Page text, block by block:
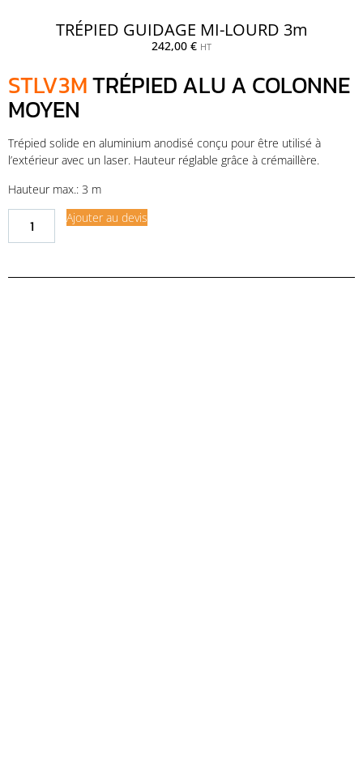
TRÉPIED GUIDAGE MI-LOURD 3m
242,00 € HT
STLV3MTRÉPIED ALU A COLONNE
MOYEN
Trépied solide en aluminium anodisé conçu pour être utilisé à
l’extérieur avec un laser. Hauteur réglable grâce à crémaillère.
Hauteur max.: 3 m
Ajouter au devis